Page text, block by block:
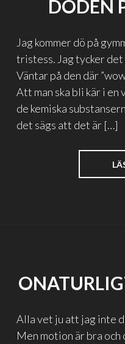
DÖDEN
Jag kommer dö på
tristess. Jag tycker
Väntar på den där
Att man ska bli kär i en
de kemiska
det sägs att det är […]
Alla vet ju att jag inte
Men motion är bra